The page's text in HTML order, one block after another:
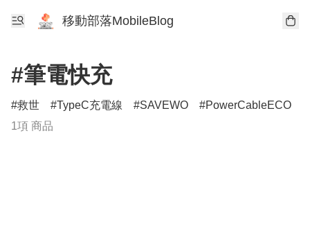
移動部落MobileBlog
#筆電快充
救世 TypeC充電線 SAVEWO PowerCableECO
1項 商品